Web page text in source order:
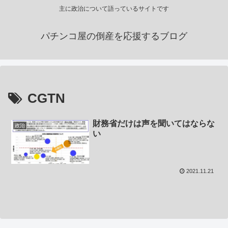
主に政治について語っているサイトです
パチンコ屋の倒産を応援するブログ
CGTN
政治
財務省だけは声を聞いてはならな
い
2021.11.21